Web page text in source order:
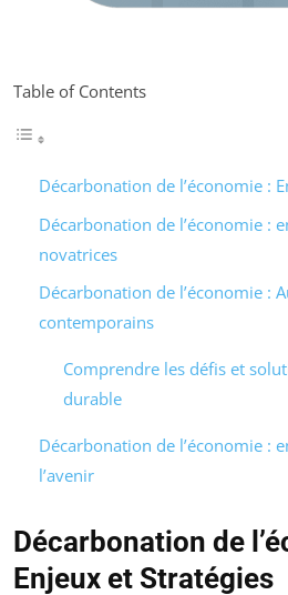
Table of Contents
Décarbonation de l’économie :
Décarbonation de l’économie :
novatrices
Décarbonation de l’économie :
contemporains
Comprendre les défis et
durable
Décarbonation de l’économie :
l’avenir
Décarbonation de
Enjeux et Stratégies